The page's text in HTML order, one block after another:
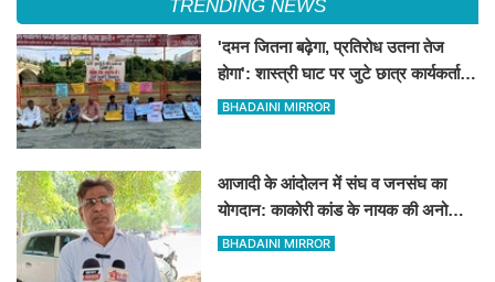
TRENDING NEWS
'दमन जितना बढ़ेगा, प्रतिरोध उतना तेज
होगा': शास्त्री घाट पर जुटे छात्र कार्यकर्ताओं
की केंद्र को ललकार
BHADAINI MIRROR
आजादी के आंदोलन में संघ व जनसंघ का
योगदान: काकोरी कांड के नायक की अनोखी
दास्तां
BHADAINI MIRROR